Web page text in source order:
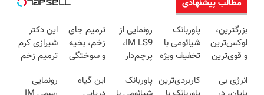
مطالب پیشنهادی
بزرگترین،
لوکس‌ترین
و قوی‌ترین
EREV در
پاوربانک
شیائومی با
تخفیف ویژه
محدود🔥
رونمایی از
IM LS9،
پرچم‌دار
EREV وارد
ترمیم جای
زخم، بخیه
و سوختگی
هفته!!😍
این دکتر
شیرازی کرم
ترمیم زخم
ساخت!!!
انرژی بی
کاربردی‌ترین پاوربانک
این گیاه
رونمایی